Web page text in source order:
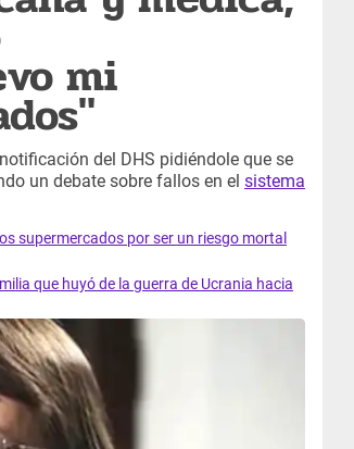
mi
del DHS pidiéndole que se
un debate sobre fallos en el sistema
supermercados por ser un riesgo mortal
que huyó de la guerra de Ucrania hacia